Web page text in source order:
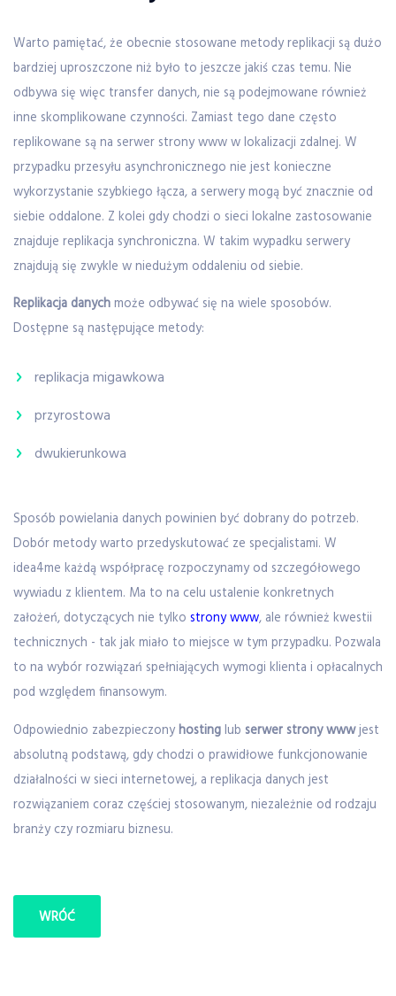
Warto pamiętać, że obecnie stosowane metody replikacji są dużo
bardziej uproszczone niż było to jeszcze jakiś czas temu. Nie
odbywa się więc transfer danych, nie są podejmowane również
inne skomplikowane czynności. Zamiast tego dane często
replikowane są na serwer strony www w lokalizacji zdalnej. W
przypadku przesyłu asynchronicznego nie jest konieczne
wykorzystanie szybkiego łącza, a serwery mogą być znacznie od
siebie oddalone. Z kolei gdy chodzi o sieci lokalne zastosowanie
znajduje replikacja synchroniczna. W takim wypadku serwery
znajdują się zwykle w niedużym oddaleniu od siebie.
Replikacja danychmoże odbywać się na wiele sposobów.
Dostępne są następujące metody:
replikacja migawkowa
przyrostowa
dwukierunkowa
Sposób powielania danych powinien być dobrany do potrzeb.
Dobór metody warto przedyskutować ze specjalistami. W
idea4me każdą współpracę rozpoczynamy od szczegółowego
wywiadu z klientem. Ma to na celu ustalenie konkretnych
założeń, dotyczących nie tylko strony www, ale również kwestii
technicznych - tak jak miało to miejsce w tym przypadku. Pozwala
to na wybór rozwiązań spełniających wymogi klienta i opłacalnych
pod względem finansowym.
Odpowiednio zabezpieczonyhostinglub serwer strony wwwjest
absolutną podstawą, gdy chodzi o prawidłowe funkcjonowanie
działalności w sieci internetowej, a replikacja danych jest
rozwiązaniem coraz częściej stosowanym, niezależnie od rodzaju
branży czy rozmiaru biznesu.
WRÓĆ